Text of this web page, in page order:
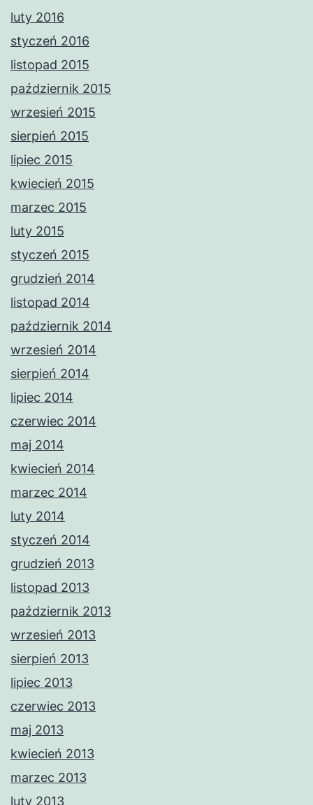
luty 2016
styczeń 2016
listopad 2015
październik 2015
wrzesień 2015
sierpień 2015
lipiec 2015
kwiecień 2015
marzec 2015
luty 2015
styczeń 2015
grudzień 2014
listopad 2014
październik 2014
wrzesień 2014
sierpień 2014
lipiec 2014
czerwiec 2014
maj 2014
kwiecień 2014
marzec 2014
luty 2014
styczeń 2014
grudzień 2013
listopad 2013
październik 2013
wrzesień 2013
sierpień 2013
lipiec 2013
czerwiec 2013
maj 2013
kwiecień 2013
marzec 2013
luty 2013